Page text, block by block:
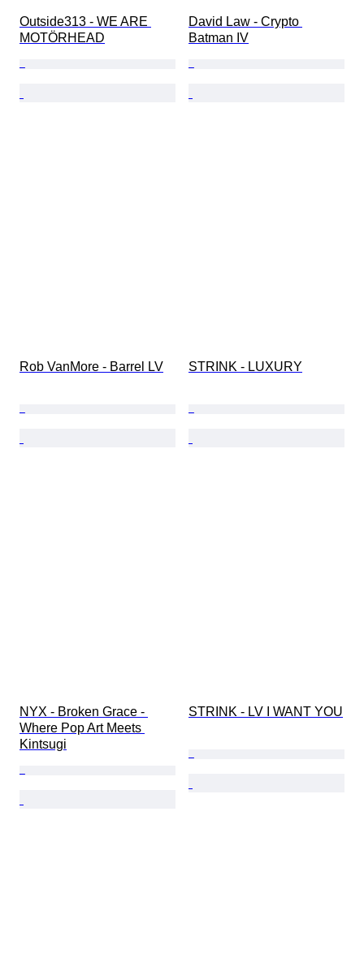
Outside313 - WE ARE
MOTÖRHEAD
David Law - Crypto
Batman IV
Rob VanMore - Barrel LV STRINK - LUXURY
NYX - Broken Grace -
Where Pop Art Meets
Kintsugi
STRINK - LV I WANT YOU